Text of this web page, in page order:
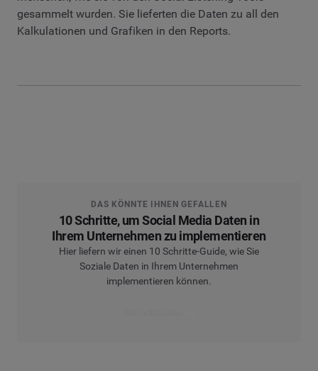
gesammelt wurden. Sie lieferten die Daten zu all den
Kalkulationen und Grafiken in den Reports.
DAS KÖNNTE IHNEN GEFALLEN
10 Schritte, um Social Media Daten in
Ihrem Unternehmen zu implementieren
Hier liefern wir einen 10 Schritte-Guide, wie Sie
Soziale Daten in Ihrem Unternehmen
implementieren können.